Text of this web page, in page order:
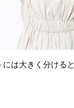
は大きく分けると